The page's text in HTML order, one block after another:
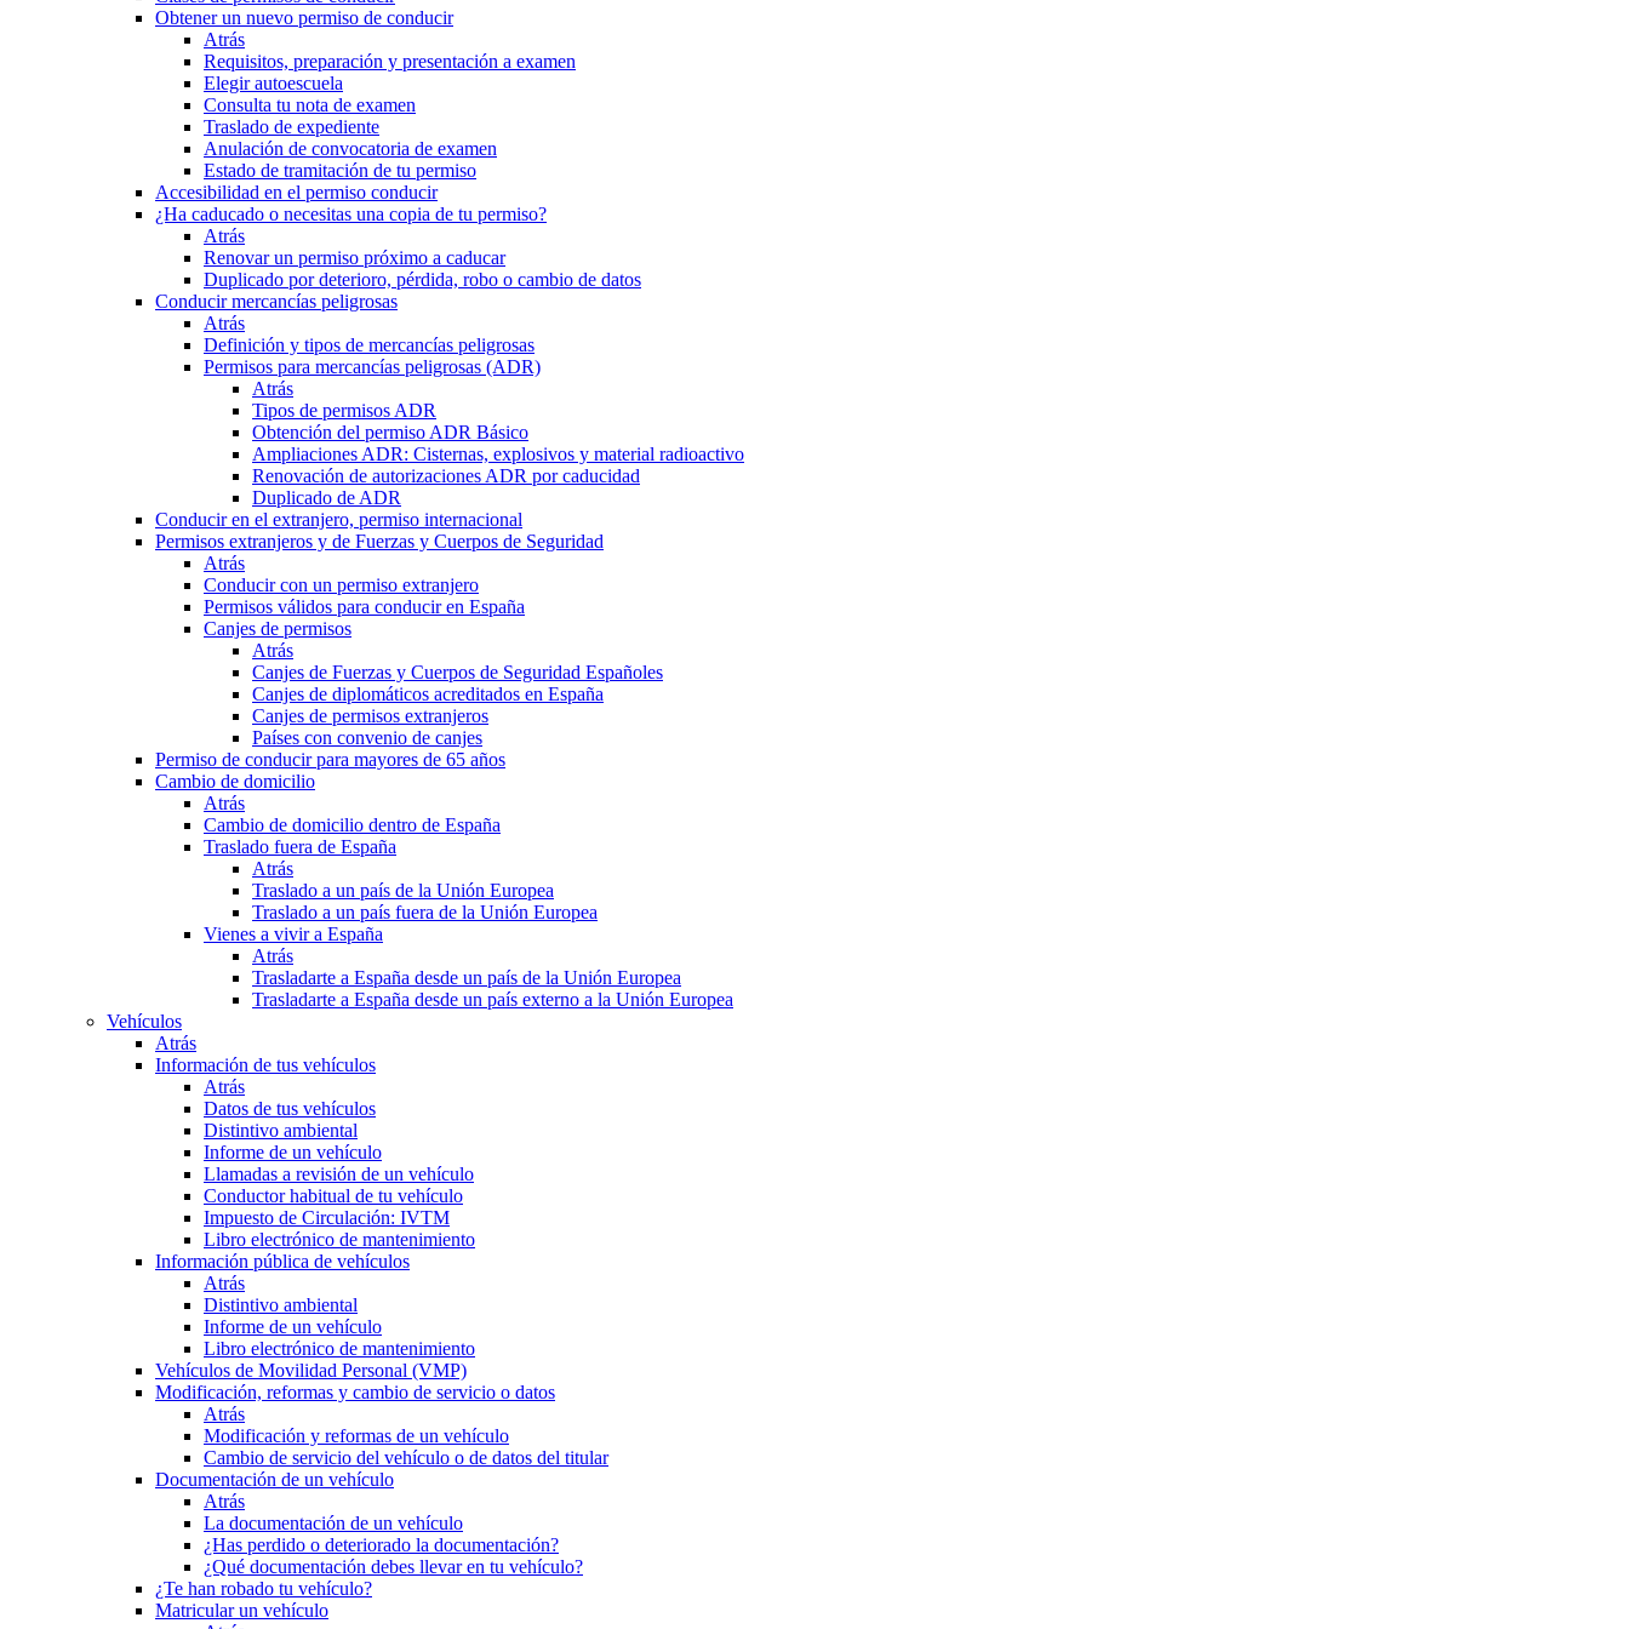
Obtener un nuevo permiso de conducir
Atrás
Requisitos, preparación y presentación a examen
Elegir autoescuela
Consulta tu nota de examen
Traslado de expediente
Anulación de convocatoria de examen
Estado de tramitación de tu permiso
Accesibilidad en el permiso conducir
¿Ha caducado o necesitas una copia de tu permiso?
Atrás
Renovar un permiso próximo a caducar
Duplicado por deterioro, pérdida, robo o cambio de datos
Conducir mercancías peligrosas
Atrás
Definición y tipos de mercancías peligrosas
Permisos para mercancías peligrosas (ADR)
Atrás
Tipos de permisos ADR
Obtención del permiso ADR Básico
Ampliaciones ADR: Cisternas, explosivos y material radioactivo
Renovación de autorizaciones ADR por caducidad
Duplicado de ADR
Conducir en el extranjero, permiso internacional
Permisos extranjeros y de Fuerzas y Cuerpos de Seguridad
Atrás
Conducir con un permiso extranjero
Permisos válidos para conducir en España
Canjes de permisos
Atrás
Canjes de Fuerzas y Cuerpos de Seguridad Españoles
Canjes de diplomáticos acreditados en España
Canjes de permisos extranjeros
Países con convenio de canjes
Permiso de conducir para mayores de 65 años
Cambio de domicilio
Atrás
Cambio de domicilio dentro de España
Traslado fuera de España
Atrás
Traslado a un país de la Unión Europea
Traslado a un país fuera de la Unión Europea
Vienes a vivir a España
Atrás
Trasladarte a España desde un país de la Unión Europea
Trasladarte a España desde un país externo a la Unión Europea
Vehículos
Atrás
Información de tus vehículos
Atrás
Datos de tus vehículos
Distintivo ambiental
Informe de un vehículo
Llamadas a revisión de un vehículo
Conductor habitual de tu vehículo
Impuesto de Circulación: IVTM
Libro electrónico de mantenimiento
Información pública de vehículos
Atrás
Distintivo ambiental
Informe de un vehículo
Libro electrónico de mantenimiento
Vehículos de Movilidad Personal (VMP)
Modificación, reformas y cambio de servicio o datos
Atrás
Modificación y reformas de un vehículo
Cambio de servicio del vehículo o de datos del titular
Documentación de un vehículo
Atrás
La documentación de un vehículo
¿Has perdido o deteriorado la documentación?
¿Qué documentación debes llevar en tu vehículo?
¿Te han robado tu vehículo?
Matricular un vehículo